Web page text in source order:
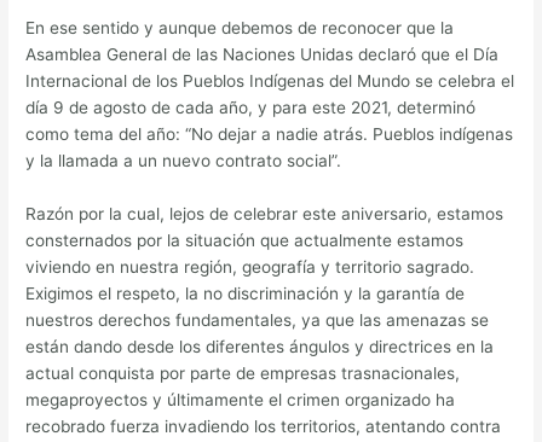
En ese sentido y aunque debemos de reconocer que la
Asamblea General de las Naciones Unidas declaró que el Día
Internacional de los Pueblos Indígenas del Mundo se celebra el
día 9 de agosto de cada año, y para este 2021, determinó
como tema del año: “No dejar a nadie atrás. Pueblos indígenas
y la llamada a un nuevo contrato social”.
Razón por la cual, lejos de celebrar este aniversario, estamos
consternados por la situación que actualmente estamos
viviendo en nuestra región, geografía y territorio sagrado.
Exigimos el respeto, la no discriminación y la garantía de
nuestros derechos fundamentales, ya que las amenazas se
están dando desde los diferentes ángulos y directrices en la
actual conquista por parte de empresas trasnacionales,
megaproyectos y últimamente el crimen organizado ha
recobrado fuerza invadiendo los territorios, atentando contra